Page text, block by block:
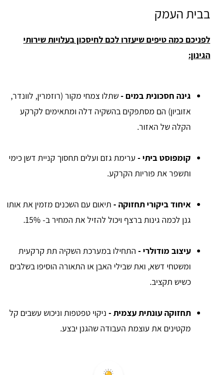
בבית העמק
לפניכם כמה טיפים שיעזרו לכם לחיסכון בעלויות שירותי
הגינון:
גינה חסכונית במים -שתלו צמחי מקור (רוזמרין, לוונדר,
אזוביון) הם מסתפקים בהשקיה דלה ומתאימים לקרקע
הקלה של האזור.
קומפוסט ביתי - ערימת גזם ועלים תחסוך קניית דשן כימי
ותשפר את פוריות הקרקע.
איחוד ביקורי תחזוקה- תיאום עם השכנים מזמין את אותו
גנן לכמה גינות ברצף ויכול להזיל את המחיר ב- 15%.
עיצוב מודולרי - התחילו במערכת השקיה תת קרקעית
ומשטחי דשא, ואת שבילי האבן או התאורה הוסיפו בשלבים
כשיש תקציב.
תחזוקה עונתית עצמית- ניקוי טפטפות וניכוש עשבים קל
מקטינים את עוצמת העבודה שהגנן יבצע.